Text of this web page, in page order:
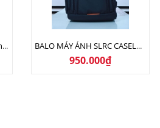
Balo máy ảnh DSLR không thấm nước BALO MÁY ẢNH SLRC CASELOGIC 206 BLACK
950.000₫